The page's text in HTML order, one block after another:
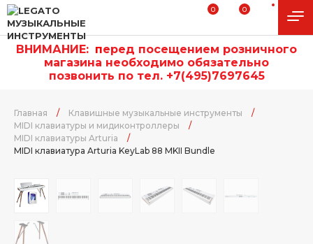
0 0
ВНИМАНИЕ: перед посещением розничного
магазина необходимо обязательно
позвонить по тел. +7(495)7697645
Главная / Клавишные музыкальные инструменты
/
MIDI клавиатуры и мидиконтроллеры
/
MIDI клавиатуры Arturia
/
MIDI клавиатура Arturia KeyLab 88 MKII Bundle